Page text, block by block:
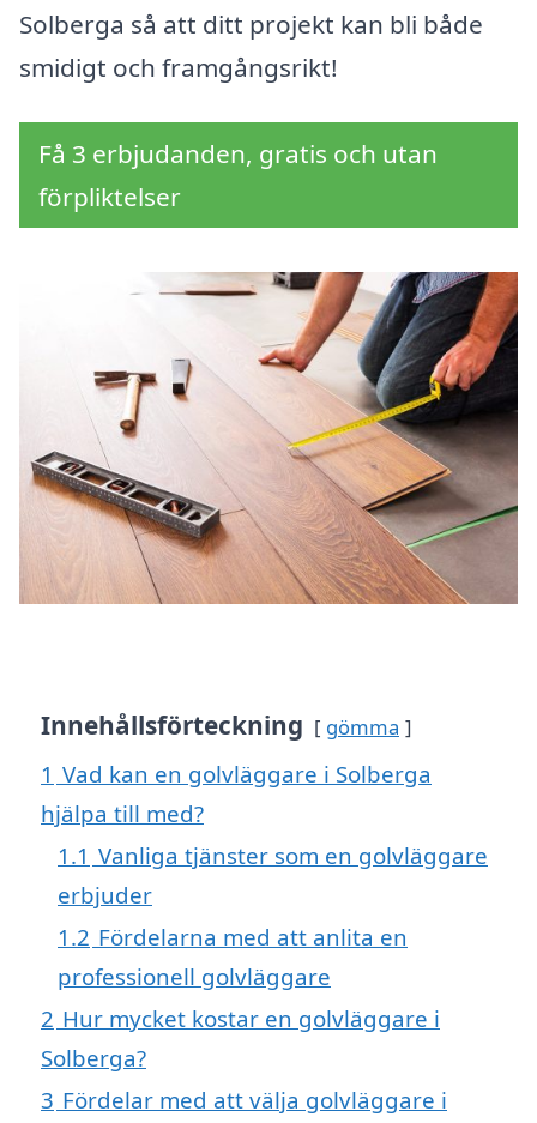
Solberga så att ditt projekt kan bli både
smidigt och framgångsrikt!
Få 3 erbjudanden, gratis och utan
förpliktelser
Innehållsförteckning gömma
1 Vad kan en golvläggare i Solberga
hjälpa till med?
1.1 Vanliga tjänster som en golvläggare
erbjuder
1.2 Fördelarna med att anlita en
professionell golvläggare
2 Hur mycket kostar en golvläggare i
Solberga?
3 Fördelar med att välja golvläggare i